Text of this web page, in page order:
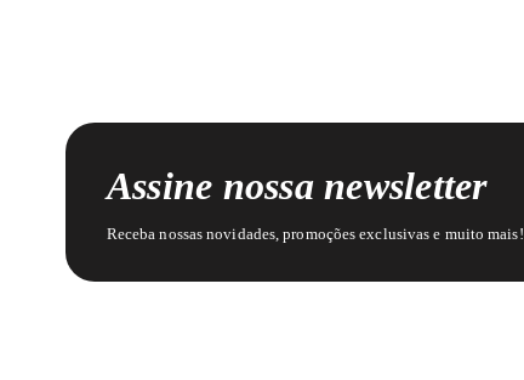
Assine nossa newsletter
Receba nossas novidades, promoções exclusivas e muito mais!